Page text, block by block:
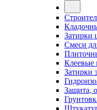
Затирки
Смеси
Клеевые
Затирки
Защита,